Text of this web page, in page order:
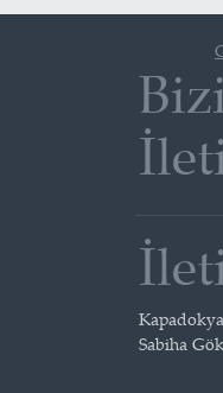
Sabiha